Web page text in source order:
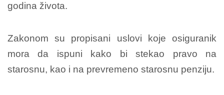
godina života.
Zakonom su propisani uslovi koje osiguranik
mora da ispuni kako bi stekao pravo na
starosnu, kao i na prevremeno starosnu penziju.